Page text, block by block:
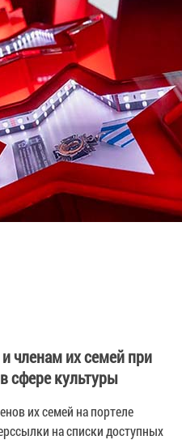
членам их семей при
сфере культуры
их семей на портеле
на списки доступных